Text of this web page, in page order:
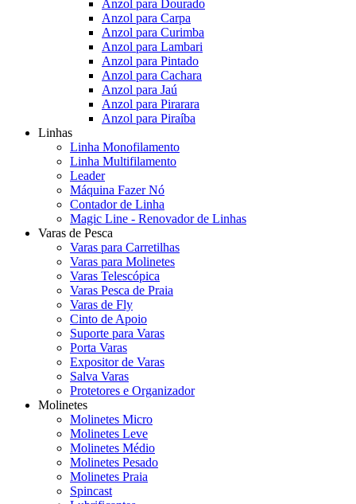
Anzol para Dourado
Anzol para Carpa
Anzol para Curimba
Anzol para Lambari
Anzol para Pintado
Anzol para Cachara
Anzol para Jaú
Anzol para Pirarara
Anzol para Piraíba
Linhas
Linha Monofilamento
Linha Multifilamento
Leader
Máquina Fazer Nó
Contador de Linha
Magic Line - Renovador de Linhas
Varas de Pesca
Varas para Carretilhas
Varas para Molinetes
Varas Telescópica
Varas Pesca de Praia
Varas de Fly
Cinto de Apoio
Suporte para Varas
Porta Varas
Expositor de Varas
Salva Varas
Protetores e Organizador
Molinetes
Molinetes Micro
Molinetes Leve
Molinetes Médio
Molinetes Pesado
Molinetes Praia
Spincast